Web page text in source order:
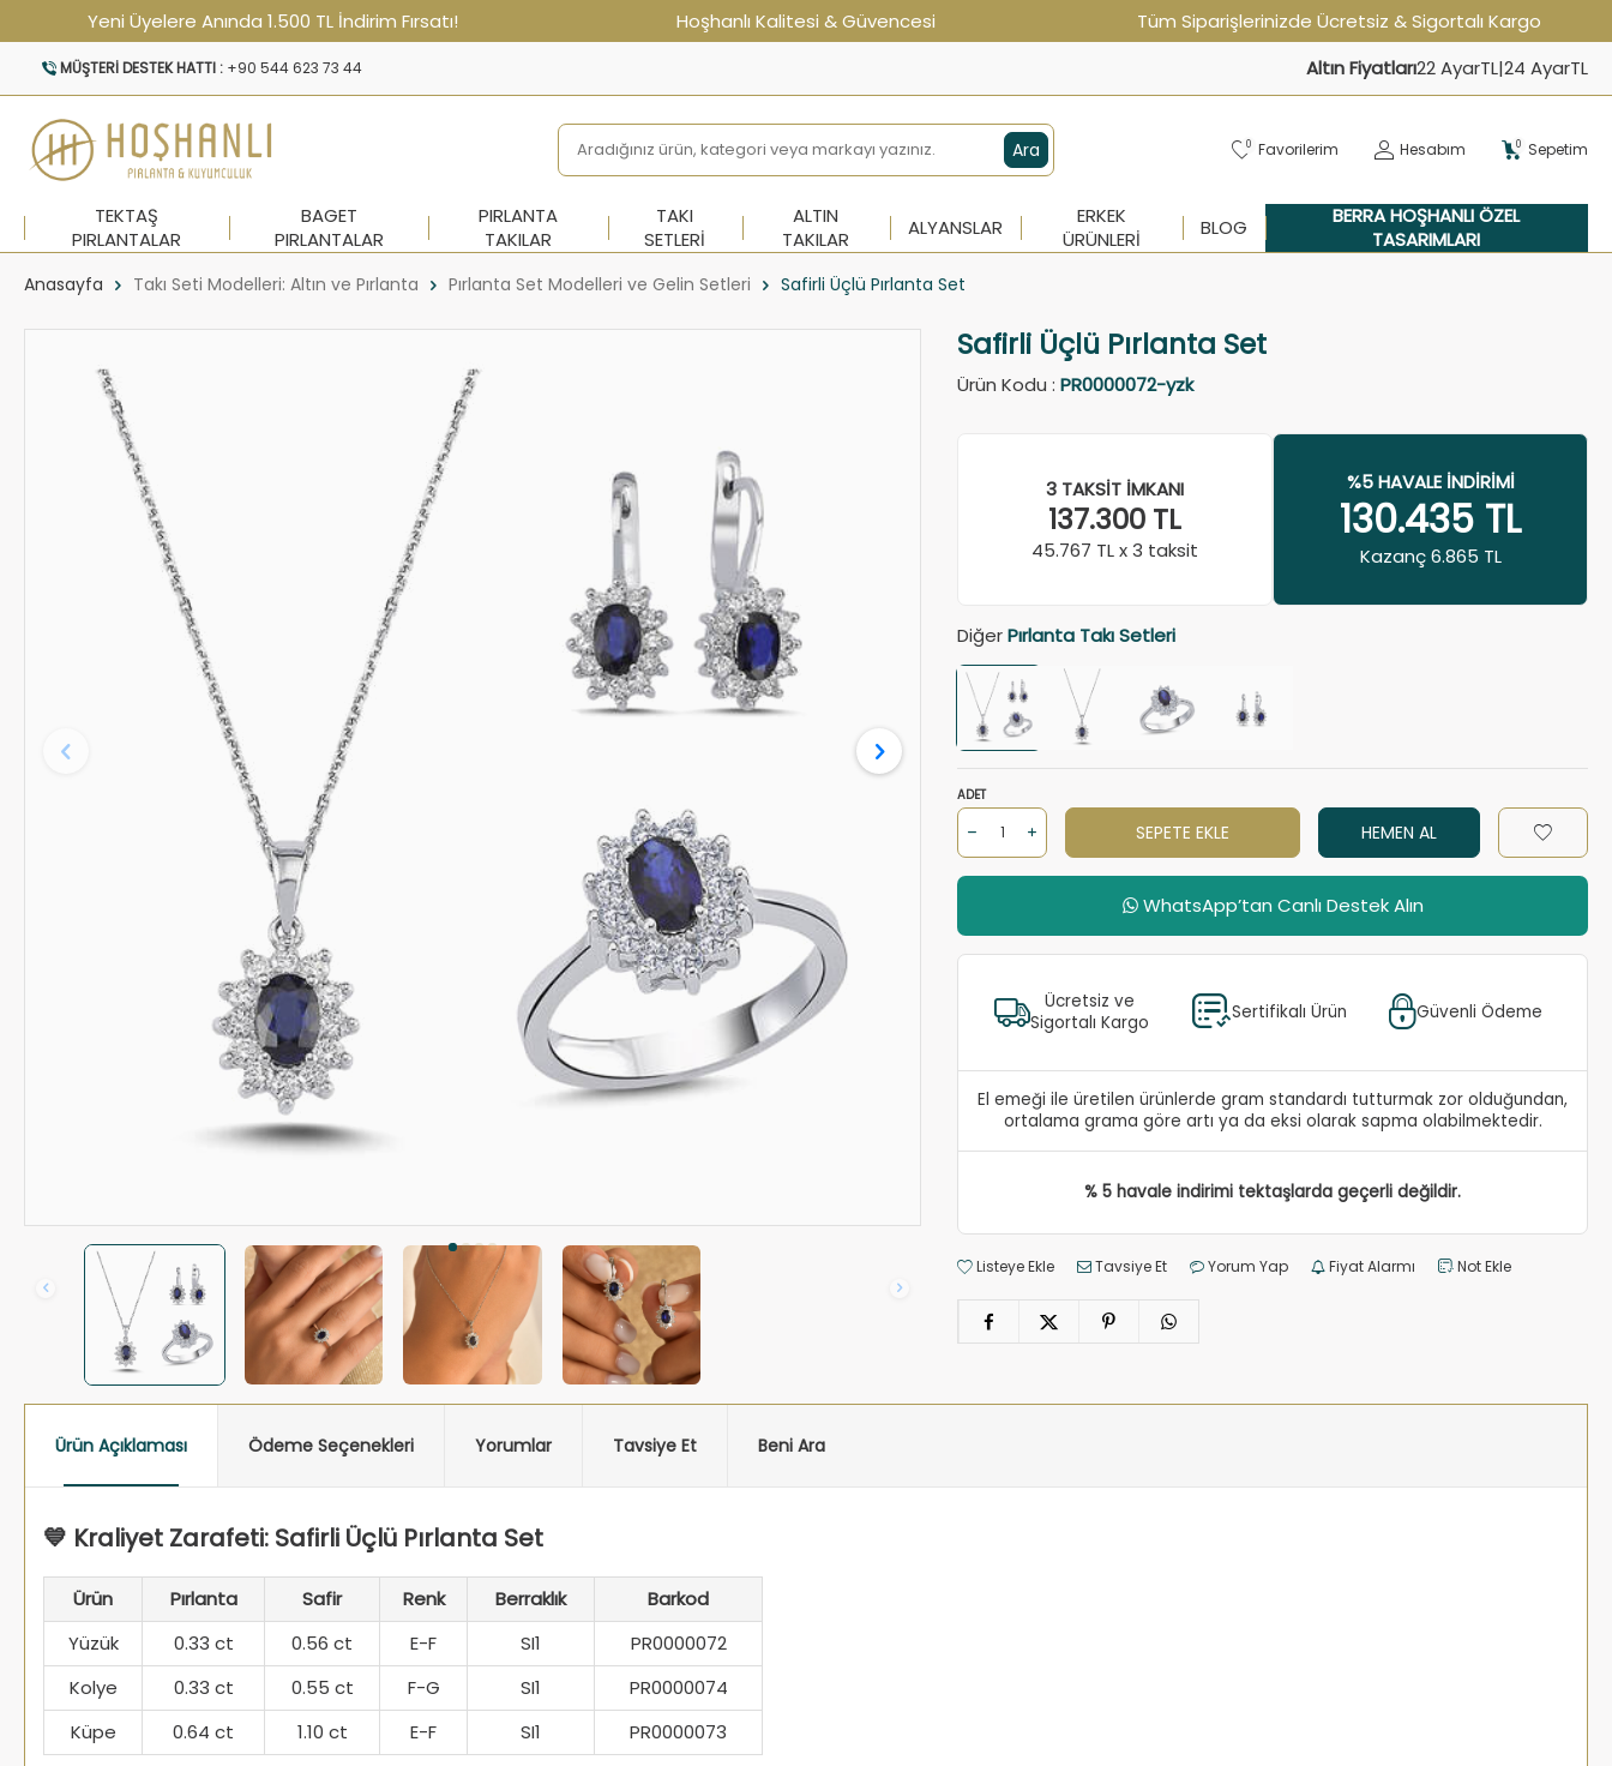
Yeni Üyelere Anında 1.500 TL İndirim Fırsatı! Hoşhanlı Kalitesi & Güvencesi Tüm Siparişlerinizde Ücretsiz & Sigortalı Kargo
MÜŞTERI DESTEK HATTI : +90 544 623 73 44 Altın Fiyatları22 AyarTL|24 AyarTL
Ara 0 Favorilerim Hesabım 0 Sepetim
TEKTAŞ
PIRLANTALAR
BAGET
PIRLANTALAR
PIRLANTA
TAKILAR
TAKI
SETLERI
ALTIN
TAKILAR
ALYANSLAR
ERKEK
ÜRÜNLERI
BLOG
BERRA HOŞHANLI ÖZEL
TASARIMLARI
Anasayfa Takı Seti Modelleri: Altın ve Pırlanta Pırlanta Set Modelleri ve Gelin Setleri Safirli Üçlü Pırlanta Set
Safirli Üçlü Pırlanta Set
Ürün Kodu :PR0000072-yzk
3 TAKSIT İMKANI
137.300 TL
45.767 TL x 3 taksit
%5 HAVALE İNDIRIMI
130.435 TL
Kazanç 6.865 TL
DiğerPırlanta Takı Setleri
ADET
SEPETE EKLE HEMEN AL
WhatsApp’tan Canlı Destek Alın
Ücretsiz ve
Sigortalı Kargo
Sertifikalı Ürün Güvenli Ödeme
El emeği ile üretilen ürünlerde gram standardı tutturmak zor olduğundan,
ortalama grama göre artı ya da eksi olarak sapma olabilmektedir.
% 5 havale indirimi tektaşlarda geçerli değildir.
Listeye Ekle Tavsiye Et Yorum Yap Fiyat Alarmı Not Ekle
Ürün Açıklaması Ödeme Seçenekleri Yorumlar Tavsiye Et Beni Ara
💙 Kraliyet Zarafeti: Safirli Üçlü Pırlanta Set
Ürün Pırlanta Safir Renk Berraklık
Barkod
Yüzük
0.33 ct 0.56 ct E-F SI1
PR0000072
Kolye
0.33 ct 0.55 ct F-G SI1
PR0000074
Küpe
0.64 ct 1.10 ct E-F SI1 PR0000073